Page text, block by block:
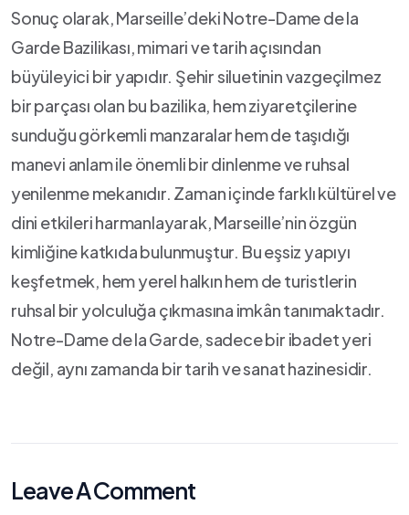
Sonuç olarak, Marseille’deki Notre-Dame de la
Garde Bazilikası,​ mimari ve tarih açısından
büyüleyici bir ⁢yapıdır. Şehir siluetinin vazgeçilmez
bir parçası olan bu bazilika, hem ⁤ziyaretçilerine
sunduğu görkemli manzaralar⁤ hem de taşıdığı
manevi anlam ile önemli bir dinlenme ‌ve ruhsal
⁤yenilenme ⁢mekanıdır. Zaman ‍içinde⁢ farklı kültürel ve
dini etkileri harmanlayarak, Marseille’nin özgün
kimliğine katkıda bulunmuştur. Bu eşsiz yapıyı
keşfetmek, hem yerel halkın hem de ‍turistlerin
ruhsal bir yolculuğa çıkmasına ⁤imkân tanımaktadır.
Notre-Dame de ⁣la Garde,⁤ sadece bir ibadet yeri
değil, aynı zamanda bir tarih ve sanat hazinesidir.
Leave A Comment